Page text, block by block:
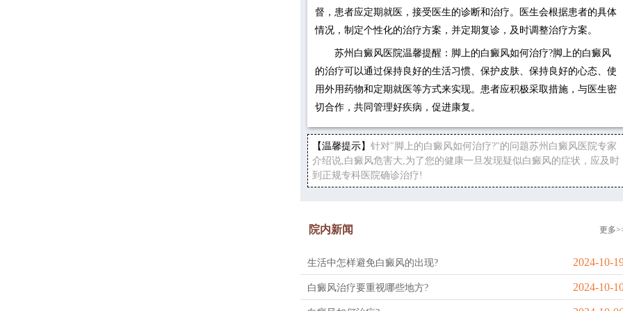
督，患者应定期就医，接受医生的诊断和治疗。医生会根据患者的具体
情况，制定个性化的治疗方案，并定期复诊，及时调整治疗方案。
苏州白癜风医院温馨提醒：脚上的白癜风如何治疗?脚上的白癜风
的治疗可以通过保持良好的生活习惯、保护皮肤、保持良好的心态、使
用外用药物和定期就医等方式来实现。患者应积极采取措施，与医生密
切合作，共同管理好疾病，促进康复。
【温馨提示】 针对"脚上的白癜风如何治疗?"的问题苏州白癜风医院专家
介绍说,白癜风危害大,为了您的健康一旦发现疑似白癜风的症状，应及时
到正规专科医院确诊治疗!
院内新闻 更多
生活中怎样避免白癜风的出现? 2024-10-
白癜风治疗要重视哪些地方? 2024-10-